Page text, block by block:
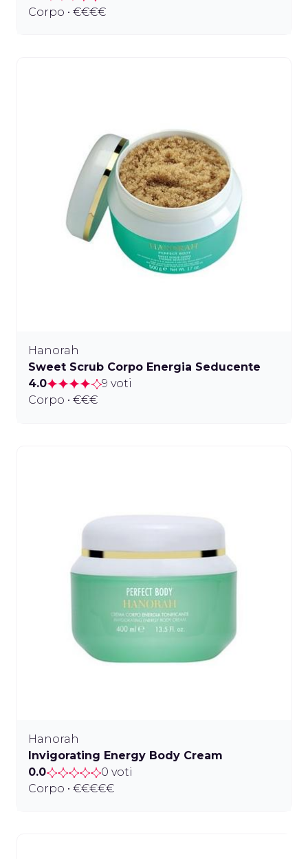
Corpo • €€€€
Hanorah
Sweet Scrub Corpo Energia Seducente
4.0
9 voti
Corpo • €€€
Hanorah
Invigorating Energy Body Cream
0.0
0 voti
Corpo • €€€€€